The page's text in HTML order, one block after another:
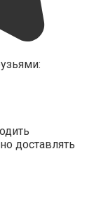
доставлять